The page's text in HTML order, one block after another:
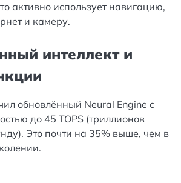
активно использует навигацию,
и камеру.
интеллект и
обновлённый Neural Engine с
до 45 TOPS (триллионов
Это почти на 35% выше, чем в